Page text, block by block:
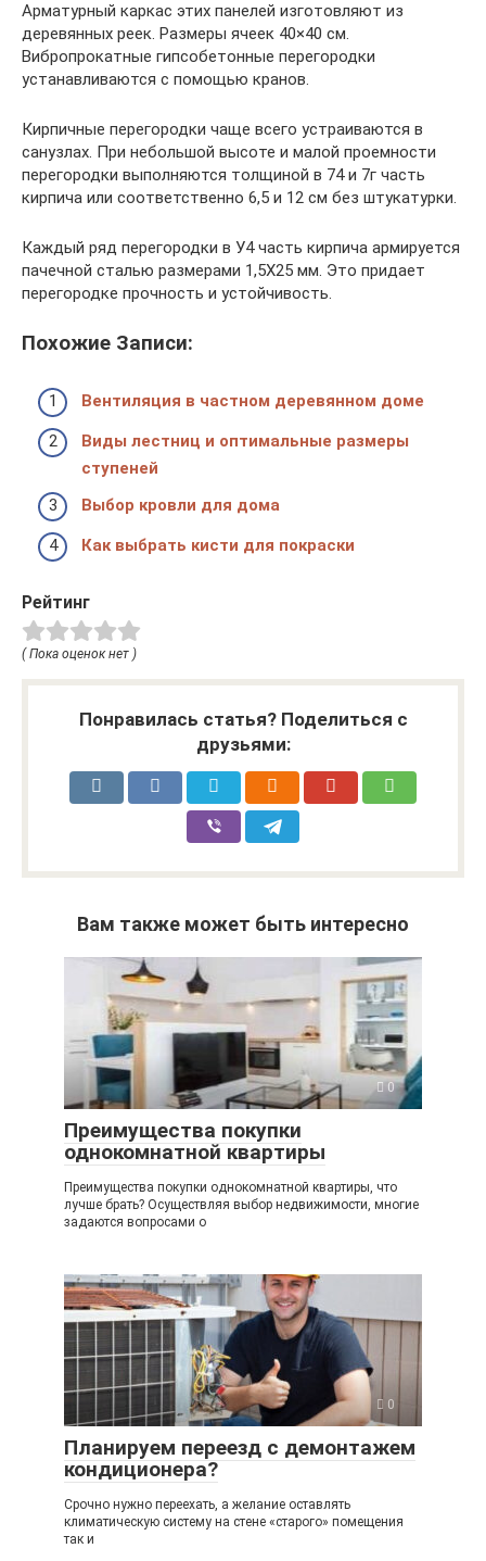
Арматурный каркас этих панелей изготовляют из
деревянных реек. Размеры ячеек 40×40 см.
Вибропрокатные гипсобетонные перегородки
устанавливаются с помощью кранов.
Кирпичные перегородки чаще всего устраиваются в
санузлах. При небольшой высоте и малой проемности
перегородки выполняются толщиной в 74 и 7г часть
кирпича или соответственно 6,5 и 12 см без штукатурки.
Каждый ряд перегородки в У4 часть кирпича армируется
пачечной сталью размерами 1,5X25 мм. Это придает
перегородке прочность и устойчивость.
Похожие Записи:
Вентиляция в частном деревянном доме
Виды лестниц и оптимальные размеры
ступеней
Выбор кровли для дома
Как выбрать кисти для покраски
Рейтинг
( Пока оценок нет )
Понравилась статья? Поделиться с
друзьями:
Вам также может быть интересно
0
Преимущества покупки
однокомнатной квартиры
Преимущества покупки однокомнатной квартиры, что
лучше брать? Осуществляя выбор недвижимости, многие
задаются вопросами о
0
Планируем переезд с демонтажем
кондиционера?
Срочно нужно переехать, а желание оставлять
климатическую систему на стене «старого» помещения
так и